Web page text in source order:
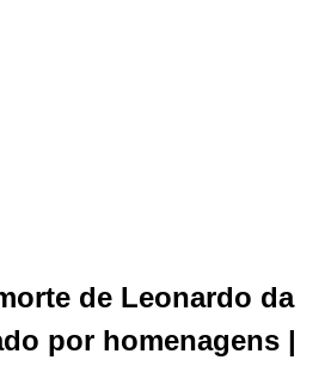
de Leonardo da
por homenagens |